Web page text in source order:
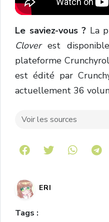
Le saviez-vous ? La
Cloverest
plateforme
est édité par
actuellement 36
Voir les sources
ERI
Tags :